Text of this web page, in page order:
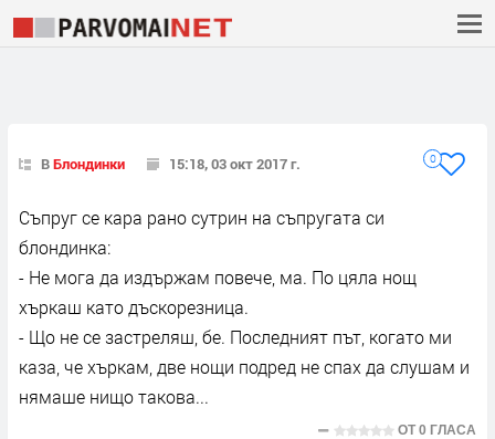
ВБлондинки 15:18, 03 окт 2017 г. 0
Съпруг се кара рано сутрин на съпругата си
блондинка:
- Не мога да издържам повече, ма. По цяла нощ
хъркаш като дъскорезница.
- Що не се застреляш, бе. Последният път, когато ми
каза, че хъркам, две нощи подред не спах да слушам и
нямаше нищо такова...
ОТ0 ГЛАСА